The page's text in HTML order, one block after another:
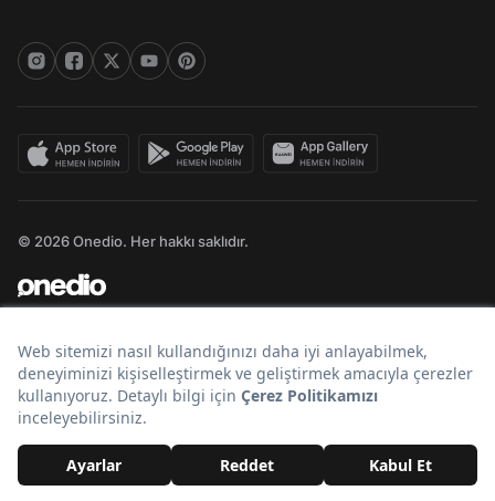
© 2026 Onedio. Her hakkı saklıdır.
Bir markasıdır.